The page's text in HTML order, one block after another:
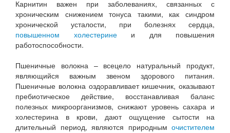
Карнитин важен при заболеваниях, связанных с
хроническим снижением тонуса такими, как синдром
хронической усталости, при болезнях сердца,
повышенном холестеринеи для повышения
работоспособности.
Пшеничные волокна – всецело натуральный продукт,
являющийся важным звеном здорового питания.
Пшеничные волокна оздоравливает кишечник, оказывают
пребиотическое действие, восстанавливая баланс
полезных микроорганизмов, снижают уровень сахара и
холестерина в крови, дают ощущение сытости на
длительный период, являются природным очистителем